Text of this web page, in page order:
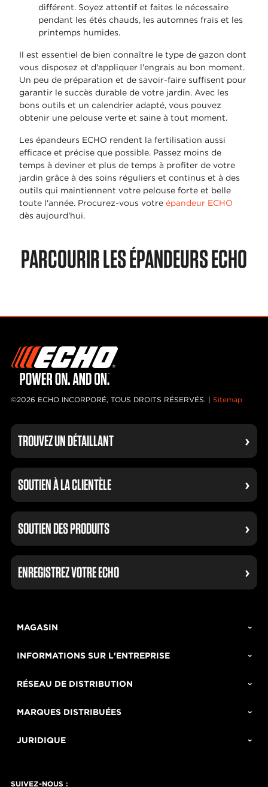
différent. Soyez attentif et faites le nécessaire
pendant les étés chauds, les automnes frais et les
printemps humides.
Il est essentiel de bien connaître le type de gazon dont
vous disposez et d'appliquer l'engrais au bon moment.
Un peu de préparation et de savoir-faire suffisent pour
garantir le succès durable de votre jardin. Avec les
bons outils et un calendrier adapté, vous pouvez
obtenir une pelouse verte et saine à tout moment.
Les épandeurs ECHO rendent la fertilisation aussi
efficace et précise que possible. Passez moins de
temps à deviner et plus de temps à profiter de votre
jardin grâce à des soins réguliers et continus et à des
outils qui maintiennent votre pelouse forte et belle
toute l'année. Procurez-vous votre épandeur ECHO
dès aujourd'hui.
PARCOURIR LES ÉPANDEURS ECHO
©2026 ECHO INCORPORÉ, TOUS DROITS RÉSERVÉS. | Sitemap
TROUVEZ UN DÉTAILLANT
SOUTIEN À LA CLIENTÈLE
SOUTIEN DES PRODUITS
ENREGISTREZ VOTRE ECHO
MAGASIN
INFORMATIONS SUR L'ENTREPRISE
RÉSEAU DE DISTRIBUTION
MARQUES DISTRIBUÉES
JURIDIQUE
SUIVEZ-NOUS :